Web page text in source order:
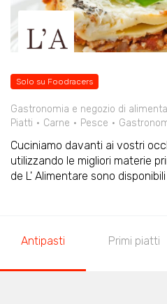
Solo su Foodracers
Gastronomia e negozio di
Piatti
Carne Pesce
Cuciniamo davanti ai vostri
utilizzando le migliori materie
de L' Alimentare sono
Antipasti Primi piatti